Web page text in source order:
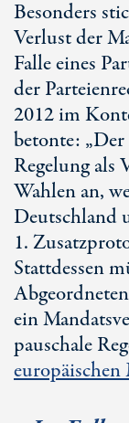
Besonders
Verlust der
Falle eines
der
2012 im
betonte:
Regelung als
Wahlen an,
Deutschland
1.
Stattdessen
ein
pauschale
europäischen